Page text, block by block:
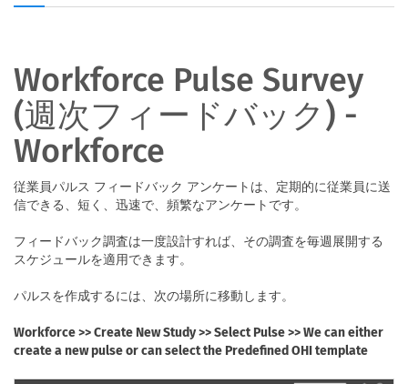
Workforce Pulse Survey
(週次フィードバック) -
Workforce
従業員パルス フィードバック アンケートは、定期的に従業員に送
信できる、短く、迅速で、頻繁なアンケートです。
フィードバック調査は一度設計すれば、その調査を毎週展開する
スケジュールを適用できます。
パルスを作成するには、次の場所に移動します。
Workforce >> Create New Study >> Select Pulse >> We can either
create a new pulse or can select the Predefined OHI template